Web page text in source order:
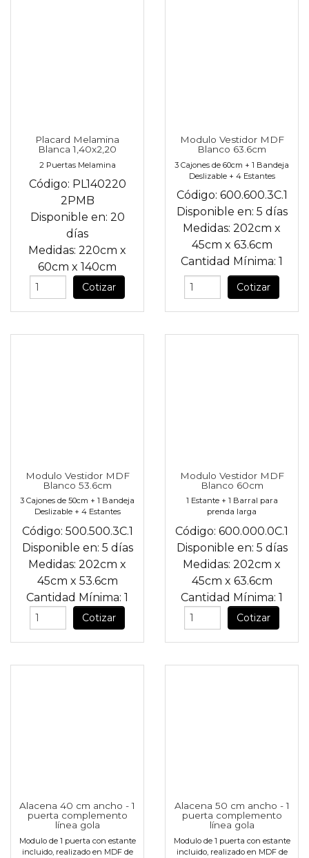
Placard Melamina
Blanca 1,40x2,20
2 Puertas Melamina
Código: PL140220
2PMB
Disponible en: 20
días
Medidas: 220cm x
60cm x 140cm
Cotizar
Modulo Vestidor MDF
Blanco 63.6cm
3 Cajones de 60cm + 1 Bandeja
Deslizable + 4 Estantes
Código: 600.600.3C.1
Disponible en: 5 días
Medidas: 202cm x
45cm x 63.6cm
Cantidad Mínima: 1
Cotizar
Modulo Vestidor MDF
Blanco 53.6cm
3 Cajones de 50cm + 1 Bandeja
Deslizable + 4 Estantes
Código: 500.500.3C.1
Disponible en: 5 días
Medidas: 202cm x
45cm x 53.6cm
Cantidad Mínima: 1
Cotizar
Modulo Vestidor MDF
Blanco 60cm
1 Estante + 1 Barral para
prenda larga
Código: 600.000.0C.1
Disponible en: 5 días
Medidas: 202cm x
45cm x 63.6cm
Cantidad Mínima: 1
Cotizar
Alacena 40 cm ancho - 1
puerta complemento
línea gola
Modulo de 1 puerta con estante
incluido, realizado en MDF de
Alacena 50 cm ancho - 1
puerta complemento
línea gola
Modulo de 1 puerta con estante
incluido, realizado en MDF de